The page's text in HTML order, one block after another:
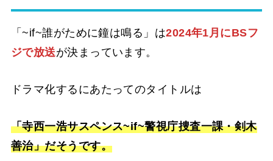
「~if~誰がために鐘は鳴る」は2024年1月にBSフ
ジで放送が決まっています。
ドラマ化するにあたってのタイトルは
「寺西一浩サスペンス~if~警視庁捜査一課・剣木
善治」だそうです。